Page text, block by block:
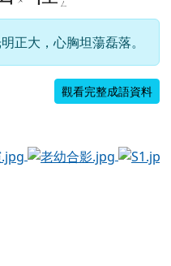
族特考懶人包」
：原住民族特考懶人包.pdf
於彈跳視窗觀看：115年
98
康署為提升青少年